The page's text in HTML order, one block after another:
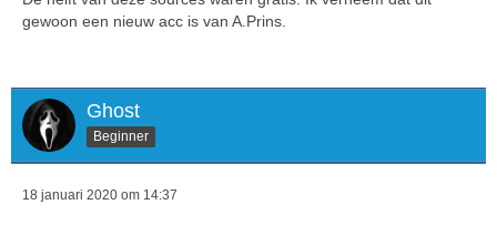
gewoon een nieuw acc is van A.Prins.
Ghost
Beginner
18 januari 2020 om 14:37